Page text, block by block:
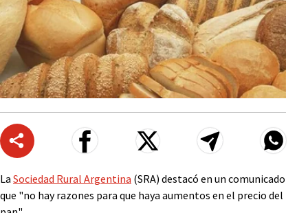
La Sociedad Rural Argentina (SRA) destacó en un comunicado
que "no hay razones para que haya aumentos en el precio del